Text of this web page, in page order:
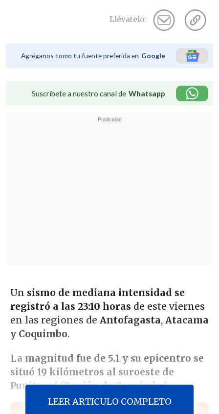
Llévatelo:
Agréganos como tu fuente preferida en Google
Suscríbete a nuestro canal de Whatsapp
Un sismo de mediana intensidad se
registró a las 23:10 horas de este viernes
en las regiones de Antofagasta, Atacama
y Coquimbo.
La magnitud fue de 5.1 y su epicentro se
situó 19 kilómetros al suroeste de
Punitaqui (Región de Coquimbo).
LEER ARTICULO COMPLETO